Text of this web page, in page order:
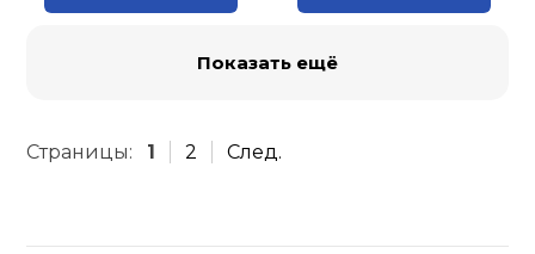
Показать ещё
Страницы: 1 2 След.